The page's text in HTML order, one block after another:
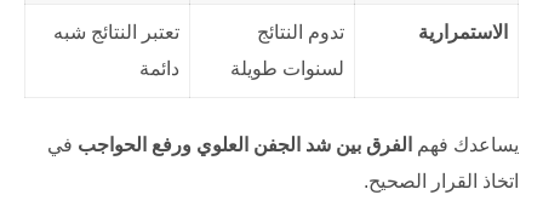
الاستمرارية
تدوم النتائج
لسنوات طويلة
تعتبر النتائج شبه
دائمة
يساعدك فهم الفرق بين شد الجفن العلوي ورفع الحواجب في
اتخاذ القرار الصحيح.